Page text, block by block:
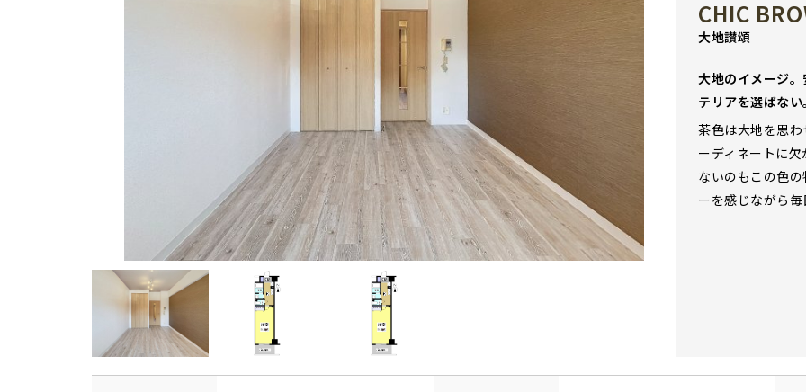
CHIC
大地讃頌
大地のイメージ
テリアを選ばない
茶色は大地を思
ーディネートに
ないのもこの色
ーを感じながら毎